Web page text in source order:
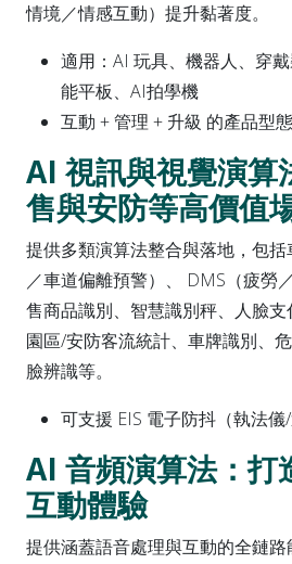
情境／情感互動）提升黏著度。
適用：AI 玩具、機器人、穿
能平板、AI拍學機
互動 + 管理 + 升級 的產品型態
AI 視訊與視覺演算
售與安防等高價值
提供多類演算法整合與落地，包
／車道偏離預警）、 DMS（疲勞
售商品識別、智慧識別秤、人臉支
園區/安防客流統計、車牌識別、
臉辨識等。
可支援 EIS 電子防抖（執法儀/
AI 音頻演算法：打
互動體驗
提供涵蓋語音處理與互動的全鏈